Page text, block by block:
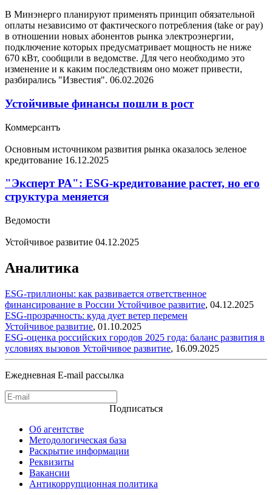
В Минэнерго планируют применять принцип обязательной
оплаты независимо от фактического потребления (take or pay)
в отношении новых абонентов рынка электроэнергии,
подключение которых предусматривает мощность не ниже
670 кВт, сообщили в ведомстве. Для чего необходимо это
изменение и к каким последствиям оно может привести,
разбирались "Известия". 06.02.2026
Устойчивые финансы пошли в рост
Коммерсантъ
Основным источником развития рынка оказалось зеленое
кредитование 16.12.2025
"Эксперт РА": ESG-кредитование растет, но его
структура меняется
Ведомости
Устойчивое развитие 04.12.2025
Аналитика
ESG-триллионы: как развивается ответственное
финансирование в России Устойчивое развитие, 04.12.2025
ESG-прозрачность: куда дует ветер перемен
Устойчивое развитие, 01.10.2025
ESG-оценка российских городов 2025 года: баланс развития в
условиях вызовов Устойчивое развитие, 16.09.2025
Ежедневная E-mail рассылка
Подписаться
Об агентстве
Методологическая база
Раскрытие информации
Реквизиты
Вакансии
Антикоррупционная политика